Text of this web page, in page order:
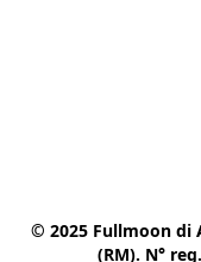
© 2025 Fullmoon di
(RM). N°